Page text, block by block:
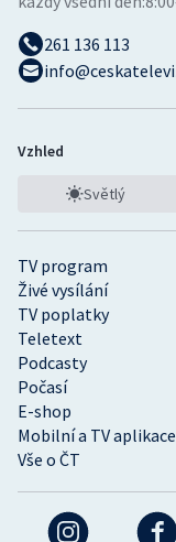
TV program
Živé vysílání
TV poplatky
Teletext
Podcasty
Počasí
E-shop
Mobilní a TV aplikace
Vše o ČT
261 136 113
Vzhled
Světlý